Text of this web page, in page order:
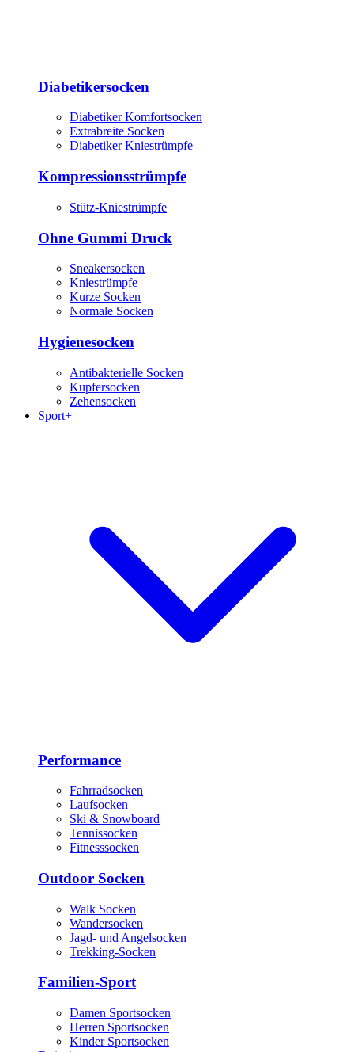
Diabetikersocken
Diabetiker Komfortsocken
Extrabreite Socken
Diabetiker Kniestrümpfe
Kompressionsstrümpfe
Stütz-Kniestrümpfe
Ohne Gummi Druck
Sneakersocken
Kniestrümpfe
Kurze Socken
Normale Socken
Hygienesocken
Antibakterielle Socken
Kupfersocken
Zehensocken
Sport+
Performance
Fahrradsocken
Laufsocken
Ski & Snowboard
Tennissocken
Fitnesssocken
Outdoor Socken
Walk Socken
Wandersocken
Jagd- und Angelsocken
Trekking-Socken
Familien-Sport
Damen Sportsocken
Herren Sportsocken
Kinder Sportsocken